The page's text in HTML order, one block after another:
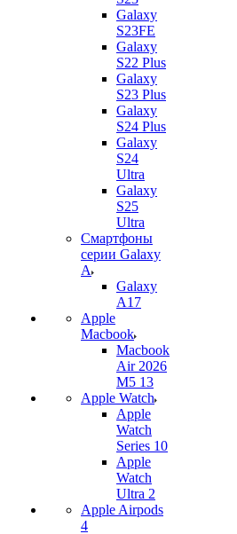
Galaxy
S23FE
Galaxy
S22 Plus
Galaxy
S23 Plus
Galaxy
S24 Plus
Galaxy
S24
Ultra
Galaxy
S25
Ultra
Смартфоны
серии Galaxy
A
Galaxy
A17
Apple
Macbook
Macbook
Air 2026
M5 13
Apple Watch
Apple
Watch
Series 10
Apple
Watch
Ultra 2
Apple Airpods
4